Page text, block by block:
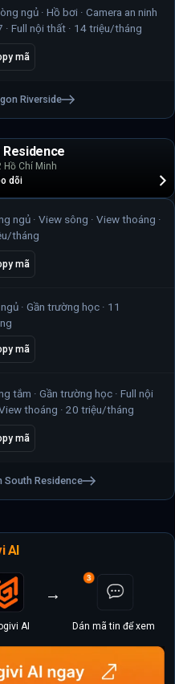
ngủ · Hồ bơi · Camera an ninh
· Full nội thất · 14 triệu/tháng
mã
Riverside
Hồ Chí Minh
dõi
ngủ · View sông · View thoáng ·
tháng
mã
· Gần trường học · 11
mã
tắm · Gần trường học · Full nội
thoáng · 20 triệu/tháng
mã
South Residence
AI
AI Dán mã tin để xem